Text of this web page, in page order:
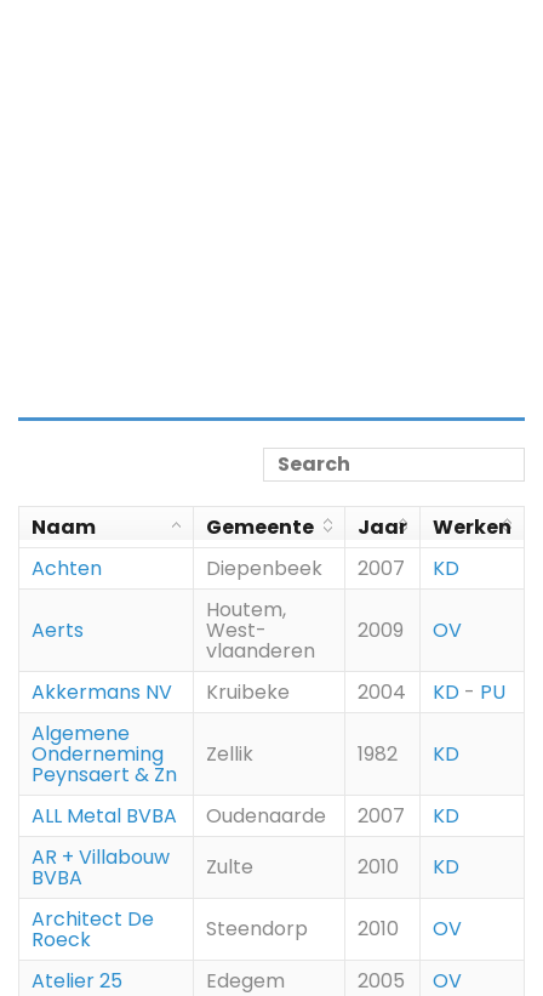
Naam Gemeente Jaar
Werken
Achten
Diepenbeek 2007 KD
Aerts
Houtem,
West-
vlaanderen
2009 OV
Akkermans NV Kruibeke 2004 KD - PU
Algemene
Onderneming
Peynsaert & Zn
Zellik 1982 KD
ALL Metal BVBA Oudenaarde 2007
KD
AR + Villabouw
BVBA Zulte 2010
KD
Architect De
Roeck Steendorp 2010
OV
Atelier 25
Edegem 2005
OV